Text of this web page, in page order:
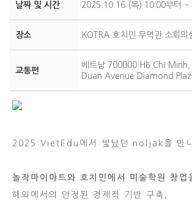
날짜 및 시간 2025.10.16 (목) 10:00부터 ~
장소 KOTRA 호치민 무역관 소회의
교통편
베트남 700000 Hồ Chí
Duan Avenue Diamond
2025 VietEdu에서 빛났던 noljak을 만나
놀작마이아트와 호치민에서 미술학원 창업
해외에서의 안정된 경제적 기반 구축,